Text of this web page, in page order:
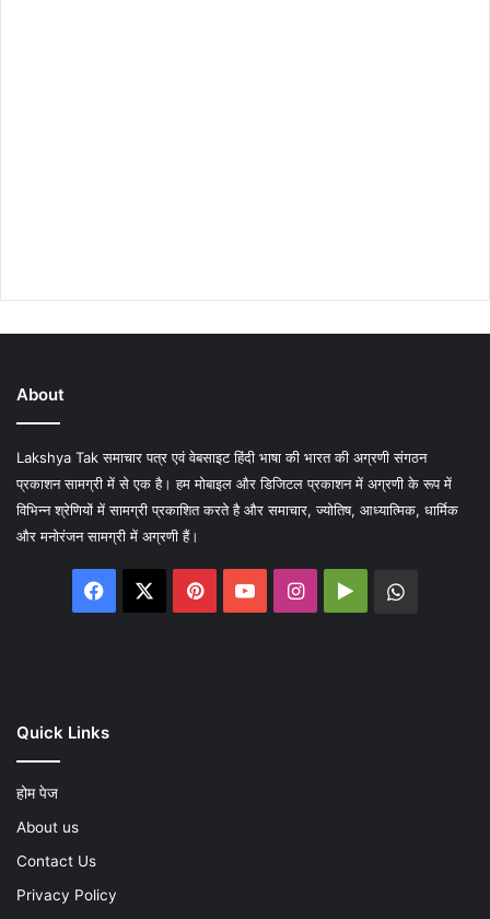
About
Lakshya Tak समाचार पत्र एवं वेबसाइट हिंदी भाषा की भारत की अग्रणी संगठन
प्रकाशन सामग्री में से एक है। हम मोबाइल और डिजिटल प्रकाशन में अग्रणी के रूप में
विभिन्न श्रेणियों में सामग्री प्रकाशित करते है और समाचार, ज्योतिष, आध्यात्मिक, धार्मिक
और मनोरंजन सामग्री में अग्रणी हैं।
Facebook PinterestYouTubeInstagram
Google
Quick Links
होम पेज
About us
Contact Us
Privacy Policy